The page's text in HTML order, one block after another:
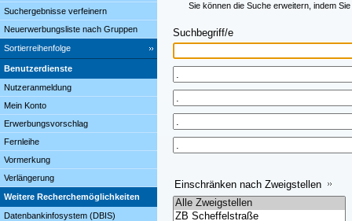
Suchergebnisse verfeinern
Neuerwerbungsliste nach Gruppen
Sortierreihenfolge
Benutzerdienste
Nutzeranmeldung
Mein Konto
Erwerbungsvorschlag
Fernleihe
Vormerkung
Verlängerung
Weitere Recherchemöglichkeiten
Datenbankinfosystem (DBIS)
Sie können die Suche erweitern, indem
Suchbegriff/e
Einschränken nach Zweigstellen